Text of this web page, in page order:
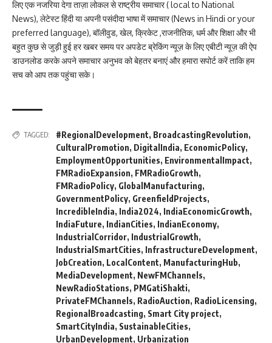
लिए एक नजरिया देगा ताज़ा लोकल से राष्ट्रीय समाचार ( local to National
News), लेटेस्ट हिंदी या अपनी पसंदीदा भाषा में समाचार (News in Hindi or your
preferred language), बॉलीवुड, खेल, क्रिकेट ,राजनीतिक, धर्म और शिक्षा और भी
बहुत कुछ से जुड़ी हुई हर खबर समय पर अपडेट ब्रेकिंग न्यूज़ के लिए एबीटी न्यूज़ की ऐप
डाउनलोड करके अपने समाचार अनुभव को बेहतर बनाएं और हमारा सपोर्ट करें ताकि हम
सच को आप तक पहुंचा सके।
TAGGED: #RegionalDevelopment, BroadcastingRevolution,
CulturalPromotion, DigitalIndia, EconomicPolicy,
EmploymentOpportunities, EnvironmentalImpact,
FMRadioExpansion, FMRadioGrowth,
FMRadioPolicy, GlobalManufacturing,
GovernmentPolicy, GreenfieldProjects,
IncredibleIndia, India2024, IndiaEconomicGrowth,
IndiaFuture, IndianCities, IndianEconomy,
IndustrialCorridor, IndustrialGrowth,
IndustrialSmartCities, InfrastructureDevelopment,
JobCreation, LocalContent, ManufacturingHub,
MediaDevelopment, NewFMChannels,
NewRadioStations, PMGatiShakti,
PrivateFMChannels, RadioAuction, RadioLicensing,
RegionalBroadcasting, Smart City project,
SmartCityIndia, SustainableCities,
UrbanDevelopment, Urbanization